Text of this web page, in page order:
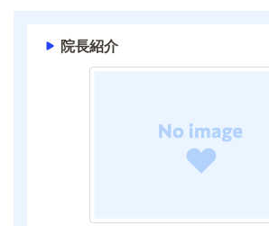
院長紹介